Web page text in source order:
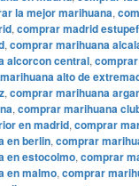
la mejor marihuana,
, comprar madrid
, comprar marihuana
alcorcon central,
alto de
, comprar marihuana
, comprar marihuana
en madrid, comprar
en berlin, comprar
en estocolmo, comprar
en malmo, comprar